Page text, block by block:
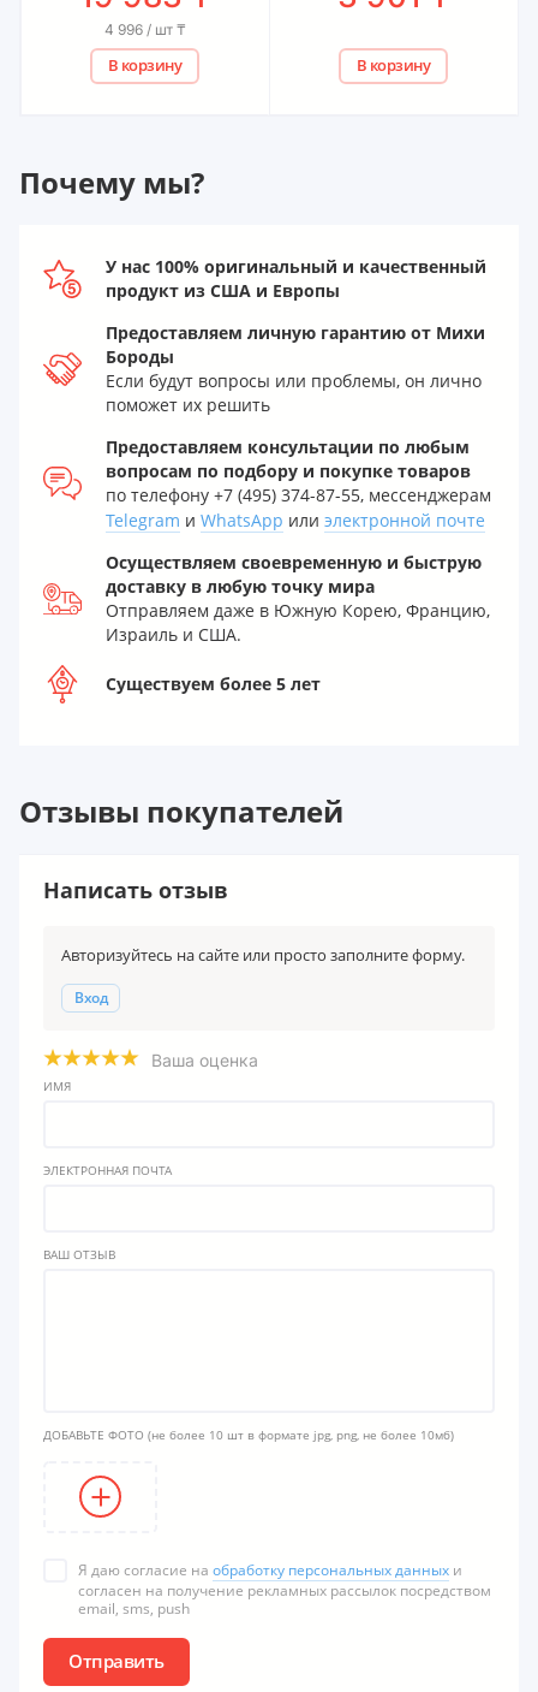
4 996 / шт₸
В корзину В корзину
Почему мы?
У нас 100% оригинальный и качественный
продукт из США и Европы
Предоставляем личную гарантию от Михи
Бороды
Если будут вопросы или проблемы, он лично
поможет их решить
Предоставляем консультации по любым
вопросам по подбору и покупке товаров
по телефону +7 (495) 374-87-55, мессенджерам
Telegram и WhatsApp или электронной почте
Осуществляем своевременную и быструю
доставку в любую точку мира
Отправляем даже в Южную Корею, Францию,
Израиль и США.
Существуем более 5 лет
Отзывы покупателей
Написать отзыв
Авторизуйтесь на сайте или просто заполните форму.
Вход
Ваша оценка
ИМЯ
ЭЛЕКТРОННАЯ ПОЧТА
ВАШ ОТЗЫВ
ДОБАВЬТЕ ФОТО (не более 10 шт в формате jpg, png, не более 10мб)
Я даю согласие на обработку персональных данных и
согласен на получение рекламных рассылок посредством
email, sms, push
Отправить